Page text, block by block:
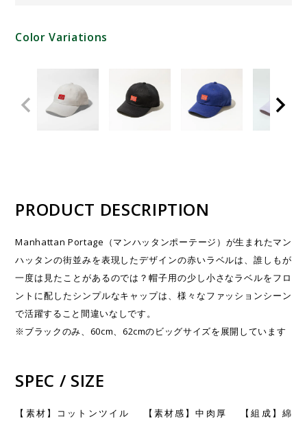
Color Variations
PRODUCT DESCRIPTION
Manhattan Portage（マンハッタンポーテージ）が生まれたマン
ハッタンの街並みを表現したデザインの赤いラベルは、誰しもが
一度は見たことがあるのでは？帽子用の少し小さなラベルをフロ
ントに配したシンプルなキャップは、様々なファッションシーン
で活躍すること間違いなしです。
※ブラックのみ、60cm、62cmのビッグサイズを展開しています
SPEC / SIZE
【素材】コットンツイル 【素材感】中肉厚 【組成】綿